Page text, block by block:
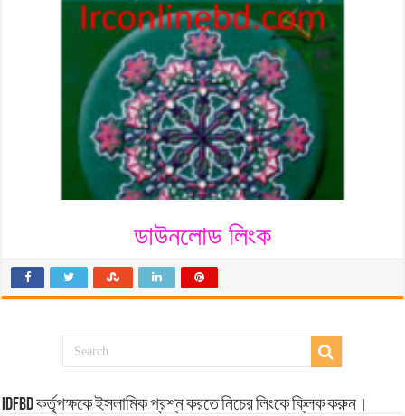
ডাউনলোড লিংক
idfbd কর্তৃপক্ষকে ইসলামিক প্রশ্ন করতে নিচের লিংকে ক্লিক করুন।